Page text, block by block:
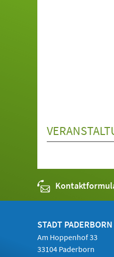
STADT PADERBORN
Am Hoppenhof 33
33104 Paderborn